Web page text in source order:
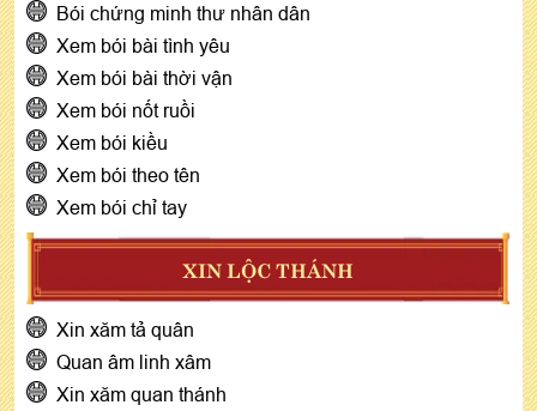
Bói chứng minh thư nhân dân
Xem bói bài tình yêu
Xem bói bài thời vận
Xem bói nốt ruồi
Xem bói kiều
Xem bói theo tên
Xem bói chỉ tay
XIN LỘC THÁNH
Xin xăm tả quân
Quan âm linh xâm
Xin xăm quan thánh